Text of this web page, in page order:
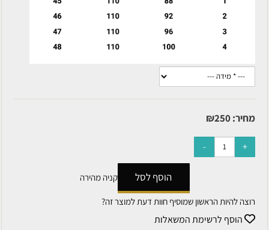
מחיר: ₪250
הוסף לסל קניה מהירה
רוצה להיות הראשון שמוסיף חוות דעת למוצר זה?
הוסף לרשימת המשאלות